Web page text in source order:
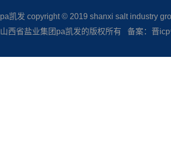
pa凯发 copyright © 2019 shanxi salt industry
山西省盐业集团pa凯发的版权所有 备案：晋icp